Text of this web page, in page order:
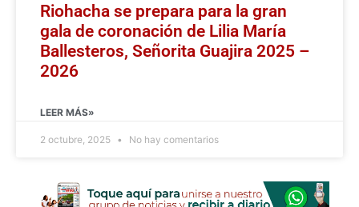
Riohacha se prepara para la gran
gala de coronación de Lilia María
Ballesteros, Señorita Guajira 2025 –
2026
LEER MÁS»
2 octubre, 2025 No hay comentarios